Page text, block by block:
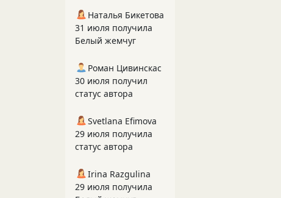
Наталья Бикетова
31 июля получила
Белый жемчуг
Роман Цивинскас
30 июля получил
статус автора
Svetlana Efimova
29 июля получила
статус автора
Irina Razgulina
29 июля получила